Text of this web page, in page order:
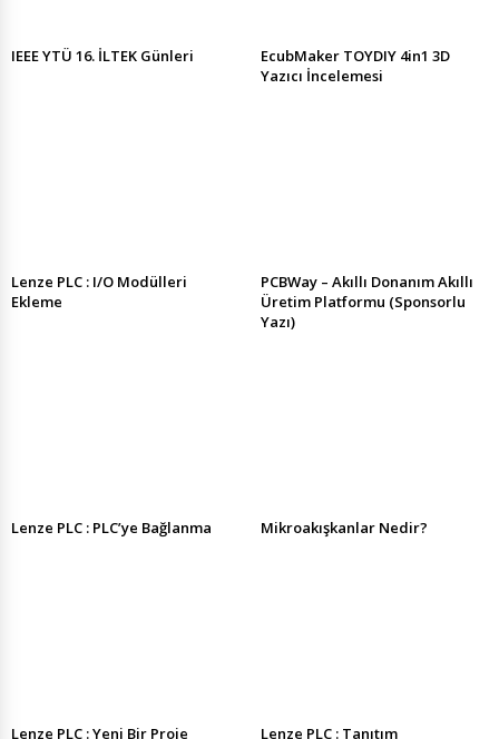
IEEE YTÜ 16. İLTEK Günleri
EcubMaker TOYDIY 4in1 3D
Yazıcı İncelemesi
Lenze PLC : I/O Modülleri
Ekleme
PCBWay – Akıllı Donanım Akıllı
Üretim Platformu (Sponsorlu
Yazı)
Lenze PLC : PLC’ye Bağlanma Mikroakışkanlar Nedir?
Lenze PLC : Yeni Bir Proje
Lenze PLC : Tanıtım